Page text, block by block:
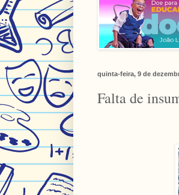
quinta-feira, 9 de
Falta de